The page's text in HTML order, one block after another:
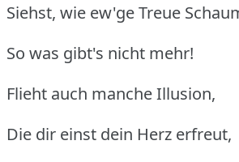
Siehst, wie ew'ge Treue
So was gibt's nicht mehr!
Flieht auch manche Illusion,
Die dir einst dein Herz erfreut,